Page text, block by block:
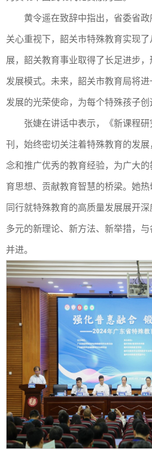
黄令遥在致辞中指出，省委省
关心重视下，韶关市特殊教育实现
展，韶关教育事业取得了长足进步
发展模式。未来，韶关市教育局将
发展的光荣使命，为每个特殊孩子创
张婕在讲话中表示，《新课程
刊，始终密切关注着特殊教育的发
念和推广优秀的教育经验，为广大
育思想、贡献教育智慧的桥梁。她
同行就特殊教育的高质量发展展开
多元的新理论、新方法、新举措，
并进。